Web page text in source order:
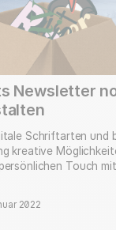
Newsletter
Schriftarten und
kreative
Touch mit
2022